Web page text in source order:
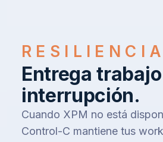
Entrega
interrupción.
Cuando XPM no está
Control-C mantiene tus